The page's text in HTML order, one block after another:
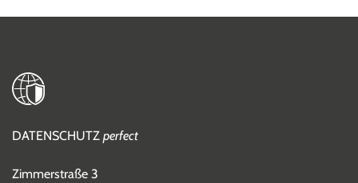
DATENSCHUTZ perfect
Zimmerstraße 3